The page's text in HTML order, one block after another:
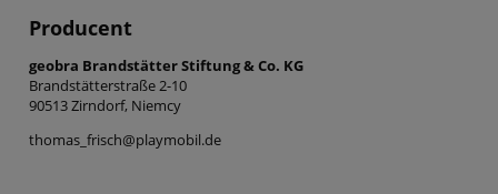
Producent
geobra Brandstätter Stiftung & Co. KG
Brandstätterstraße 2-10
90513 Zirndorf, Niemcy
thomas_frisch@playmobil.de